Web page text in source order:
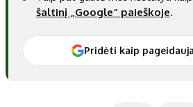
šaltinį „Google“ paieškoje.
Pridėti kaip